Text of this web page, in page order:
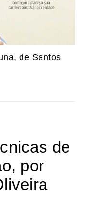
de Santos
de
por